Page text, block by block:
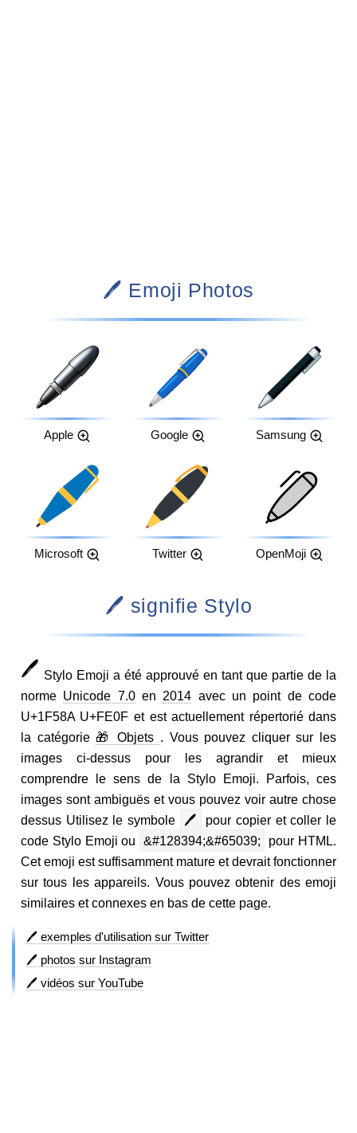
🖊️ Emoji Photos
Apple Google Samsung
Microsoft Twitter OpenMoji
🖊️ signifie Stylo
🖊️ Stylo Emoji a été approuvé en tant que partie de la
norme Unicode 7.0en 2014 avec un point de code
U+1F58A U+FE0F et est actuellement répertorié dans
la catégorie 🎁 Objets . Vous pouvez cliquer sur les
images ci-dessus pour les agrandir et mieux
comprendre le sens de la Stylo Emoji. Parfois, ces
images sont ambiguës et vous pouvez voir autre chose
dessus Utilisez le symbole
🖊️
pour copier et coller le
code Stylo Emoji ou
&#128394;&#65039;
pour HTML.
Cet emoji est suffisamment mature et devrait fonctionner
sur tous les appareils. Vous pouvez obtenir des emoji
similaires et connexes en bas de cette page.
🖊️ exemples d'utilisation sur Twitter
🖊️ photos sur Instagram
🖊️ vidéos sur YouTube